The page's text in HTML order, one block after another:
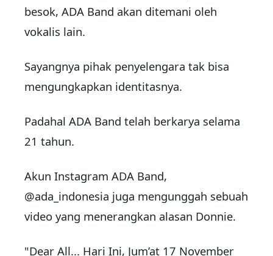
besok, ADA Band akan ditemani oleh
vokalis lain.
Sayangnya pihak penyelengara tak bisa
mengungkapkan identitasnya.
Padahal ADA Band telah berkarya selama
21 tahun.
Akun Instagram ADA Band,
@ada_indonesia juga mengunggah sebuah
video yang menerangkan alasan Donnie.
"Dear All... Hari Ini, Jum’at 17 November